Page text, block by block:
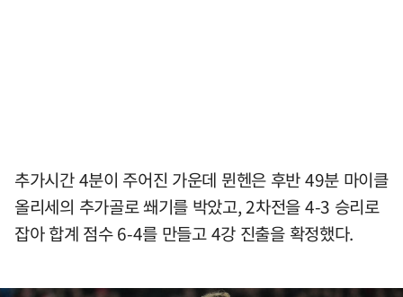
추가시간 4분이 주어진 가운데 뮌헨은 후반 49분 마이클
올리세의 추가골로 쐐기를 박았고, 2차전을 4-3 승리로
잡아 합계 점수 6-4를 만들고 4강 진출을 확정했다.